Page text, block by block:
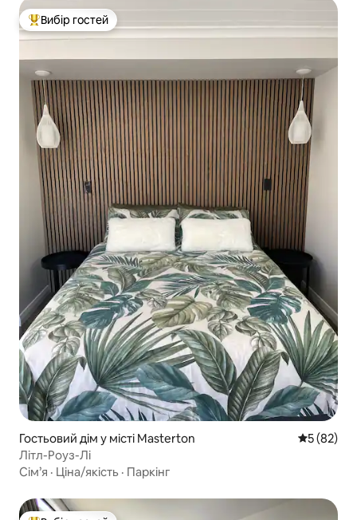
Топ вибір гостей
Вибір гостей
Гостьовий дім у місті Masterton Середня
5 (82)
Літл-Роуз-Лі
Сім’я · Ціна/якість · Паркінг